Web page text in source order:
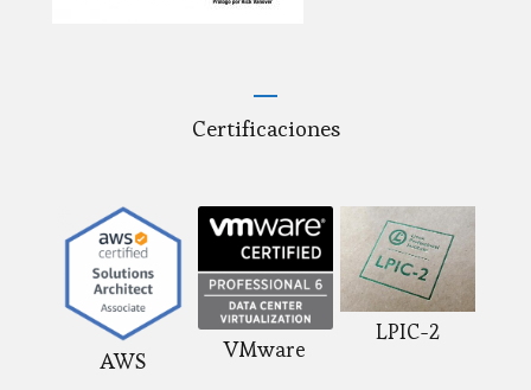
Certificaciones
AWS VMware
LPIC-2